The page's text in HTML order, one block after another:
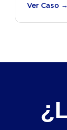
Ver Caso →